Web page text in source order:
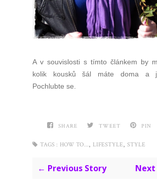
A v souvislosti s tímto článkem by
kolik kousků šál máte doma a
Pochlubte se.
SHARE TWEET PIN
TAGS : HOW TO... LIFESTYLE STYLE
← Previous Story